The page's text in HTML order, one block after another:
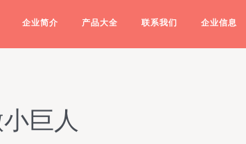
企业简介 产品大全 联系我们 企业信息
巨人